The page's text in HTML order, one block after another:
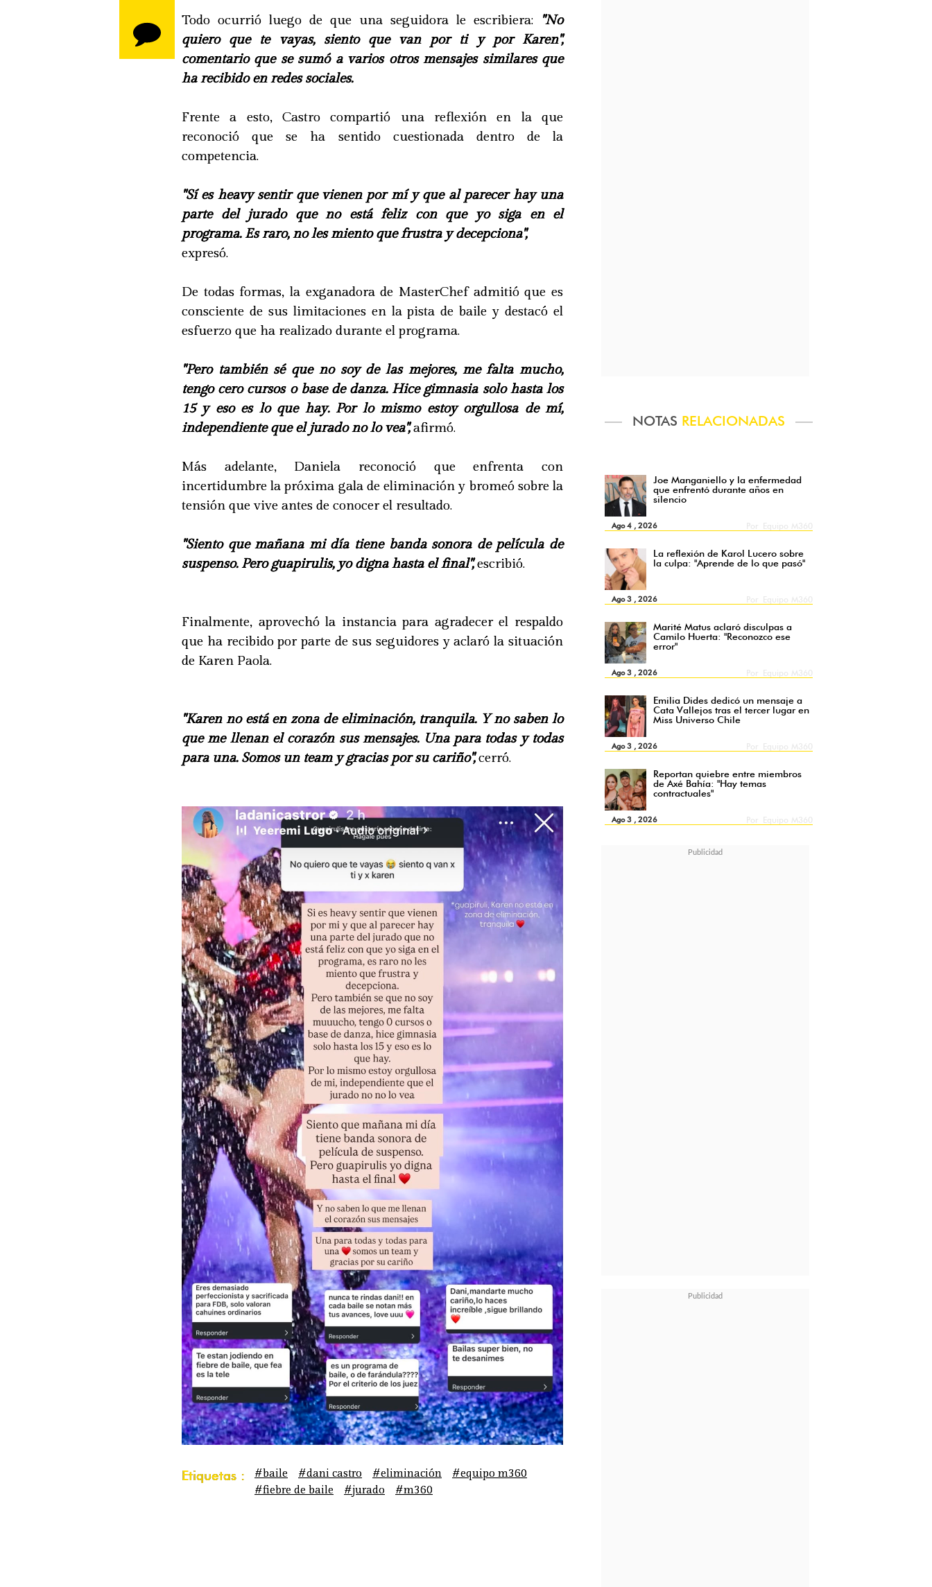
NOTAS RELACIONADAS
Joe Manganiello y la enfermedad
que enfrentó durante años en
silencio
Ago 4 , 2026
La reflexión de Karol Lucero sobre
la culpa: "Aprende de lo que pasó"
Ago 3 , 2026
Marité Matus aclaró disculpas a
Camilo Huerta: "Reconozco ese
error"
Ago 3 , 2026
Emilia Dides dedicó un mensaje a
Cata Vallejos tras el tercer lugar en
Miss Universo Chile
Ago 3 , 2026
Reportan quiebre entre miembros
de Axé Bahía: "Hay temas
contractuales"
Ago 3 , 2026
Todo ocurrió luego de que una seguidora le escribiera: "No
quiero que te vayas, siento que van por ti y por Karen",
comentario que se sumó a varios otros mensajes similares que
ha recibido en redes sociales.
Frente a esto, Castro compartió una reflexión en la que
reconoció que se ha sentido cuestionada dentro de la
competencia.
"Sí es heavy sentir que vienen por mí y que al parecer hay una
parte del jurado que no está feliz con que yo siga en el
programa. Es raro, no les miento que frustra y decepciona",
expresó.
De todas formas, la exganadora de MasterChef admitió que es
consciente de sus limitaciones en la pista de baile y destacó el
esfuerzo que ha realizado durante el programa.
"Pero también sé que no soy de las mejores, me falta mucho,
tengo cero cursos o base de danza. Hice gimnasia solo hasta los
15 y eso es lo que hay. Por lo mismo estoy orgullosa de mí,
independiente que el jurado no lo vea",afirmó.
Más adelante, Daniela reconoció que enfrenta con
incertidumbre la próxima gala de eliminación y bromeó sobre la
tensión que vive antes de conocer el resultado.
"Siento que mañana mi día tiene banda sonora de película de
suspenso. Pero guapirulis, yo digna hasta el final",escribió.
Finalmente, aprovechó la instancia para agradecer el respaldo
que ha recibido por parte de sus seguidores y aclaró la situación
de Karen Paola.
"Karen no está en zona de eliminación, tranquila. Y no saben lo
que me llenan el corazón sus mensajes. Una para todas y todas
para una. Somos un team y gracias por su cariño",cerró.
Etiquetas : #baile #dani castro #eliminación
#equipo m360
#fiebre de baile
#jurado #m360